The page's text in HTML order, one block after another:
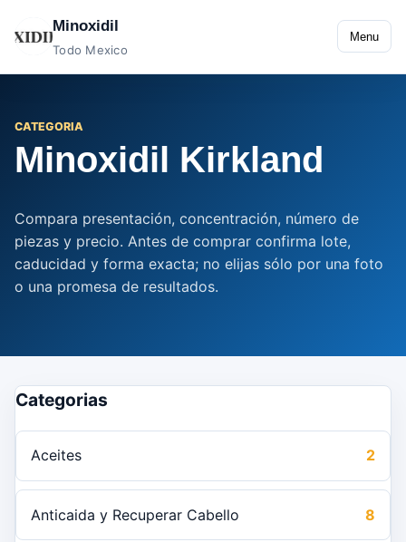
Minoxidil
Todo Mexico
Menu
CATEGORIA
Minoxidil Kirkland
Compara presentación, concentración, número de
piezas y precio. Antes de comprar confirma lote,
caducidad y forma exacta; no elijas sólo por una foto
o una promesa de resultados.
Categorias
Aceites 2
Anticaida y Recuperar Cabello 8